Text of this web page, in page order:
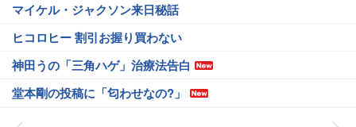
マイケル・ジャクソン来日秘話
ヒコロヒー 割引お握り買わない
神田うの「三角ハゲ」治療法告白
堂本剛の投稿に「匂わせなの?」